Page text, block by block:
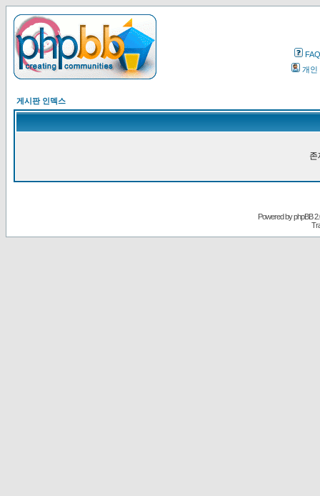
FAQ
개인
게시판 인덱스
존
Powered byphpBB